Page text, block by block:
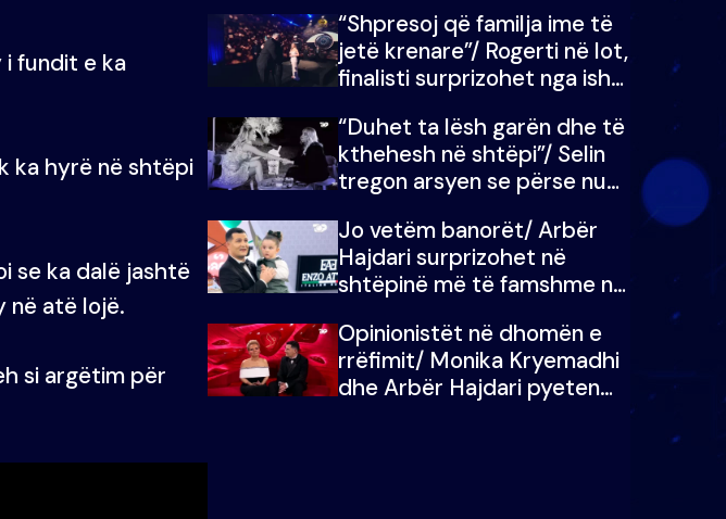
fundit e ka
ka hyrë në shtëpi
se ka dalë jashtë
në atë lojë.
si argëtim për
i mban dot lotët: Nuk
meritoj…
“Shpresoj që familja ime të
jetë krenare”/ Rogerti në lot,
finalisti surprizohet nga ish-
“Duhet ta lësh garën dhe të
kthehesh në shtëpi”/ Selin
tregon arsyen se përse nuk
Doja ta çoja luftën time deri
në fund
Jo vetëm banorët/ Arbër
Hajdari surprizohet në
shtëpinë më të famshme në
me vajzën e tij
Opinionistët në dhomën e
rrëfimit/ Monika Kryemadhi
dhe Arbër Hajdari pyeten